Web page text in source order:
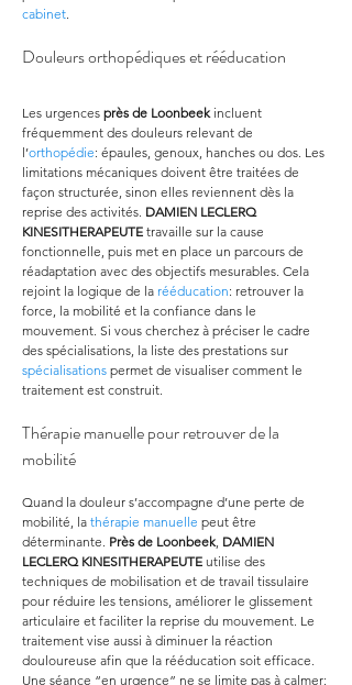
cabinet.
Douleurs orthopédiques et rééducation
Les urgences près de Loonbeek incluent
fréquemment des douleurs relevant de
l’orthopédie: épaules, genoux, hanches ou dos. Les
limitations mécaniques doivent être traitées de
façon structurée, sinon elles reviennent dès la
reprise des activités. DAMIEN LECLERQ
KINESITHERAPEUTE travaille sur la cause
fonctionnelle, puis met en place un parcours de
réadaptation avec des objectifs mesurables. Cela
rejoint la logique de la rééducation: retrouver la
force, la mobilité et la confiance dans le
mouvement. Si vous cherchez à préciser le cadre
des spécialisations, la liste des prestations sur
spécialisations permet de visualiser comment le
traitement est construit.
Thérapie manuelle pour retrouver de la
mobilité
Quand la douleur s’accompagne d’une perte de
mobilité, la thérapie manuelle peut être
déterminante. Près de Loonbeek, DAMIEN
LECLERQ KINESITHERAPEUTE utilise des
techniques de mobilisation et de travail tissulaire
pour réduire les tensions, améliorer le glissement
articulaire et faciliter la reprise du mouvement. Le
traitement vise aussi à diminuer la réaction
douloureuse afin que la rééducation soit efficace.
Une séance “en urgence” ne se limite pas à calmer: